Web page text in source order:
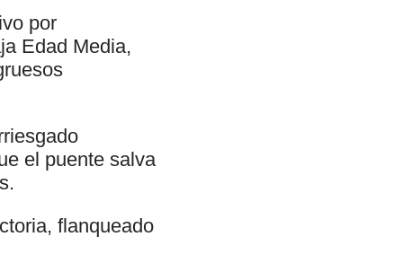
por
Edad Media,
el puente salva
flanqueado